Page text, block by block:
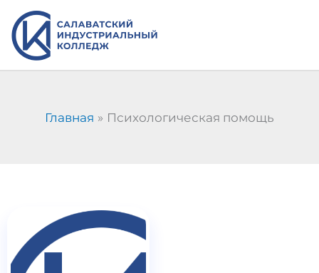
Перейти
содержимому
Главная Психологическая помощь